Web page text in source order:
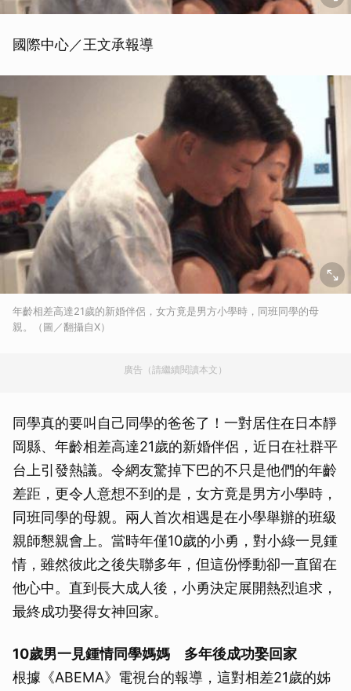
國際中心／王文承報導
年齡相差高達21歲的新婚伴侶，女方竟是男方小學時，同班同學的母
親。（圖／翻攝自X）
廣告（請繼續閱讀本文）
同學真的要叫自己同學的爸爸了！一對居住在日本靜
岡縣、年齡相差高達21歲的新婚伴侶，近日在社群平
台上引發熱議。令網友驚掉下巴的不只是他們的年齡
差距，更令人意想不到的是，女方竟是男方小學時，
同班同學的母親。兩人首次相遇是在小學舉辦的班級
親師懇親會上。當時年僅10歲的小勇，對小綠一見鍾
情，雖然彼此之後失聯多年，但這份悸動卻一直留在
他心中。直到長大成人後，小勇決定展開熱烈追求，
最終成功娶得女神回家。
10歲男一見鍾情同學媽媽 多年後成功娶回家
根據《ABEMA》電視台的報導，這對相差21歲的姊